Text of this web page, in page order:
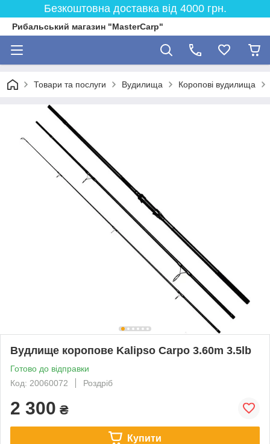
Безкоштовна доставка від 4000 грн.
Рибальський магазин "MasterCarp"
Товари та послуги Вудилища Коропові вудилища
Вудлище коропове Kalipso Carpo 3.60m 3.5lb
Готово до відправки
Код: 20060072
Роздріб
2 300 ₴
Купити